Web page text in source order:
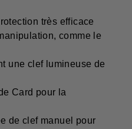
très efficace
comme le
une clef lumineuse de
Card pour la
de clef manuel pour